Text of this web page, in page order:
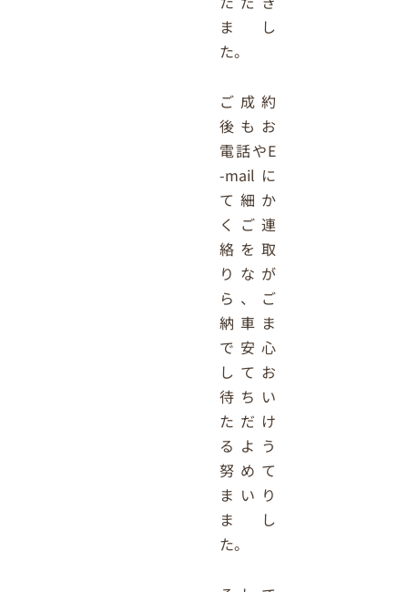
まし
た。
ご成約
後もお
電話やE
-mailに
て細か
くご連
絡を取
りなが
ら、ご
納車ま
で安心
してお
待ちい
ただけ
るよう
努めて
まいり
まし
た。